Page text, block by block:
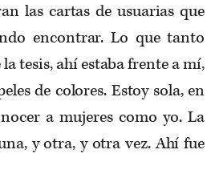
las cartas de usuarias que
encontrar. Lo que tanto
tesis, ahí estaba frente a mí,
de colores. Estoy sola, en
a mujeres como yo. La
y otra, y otra vez. Ahí fue